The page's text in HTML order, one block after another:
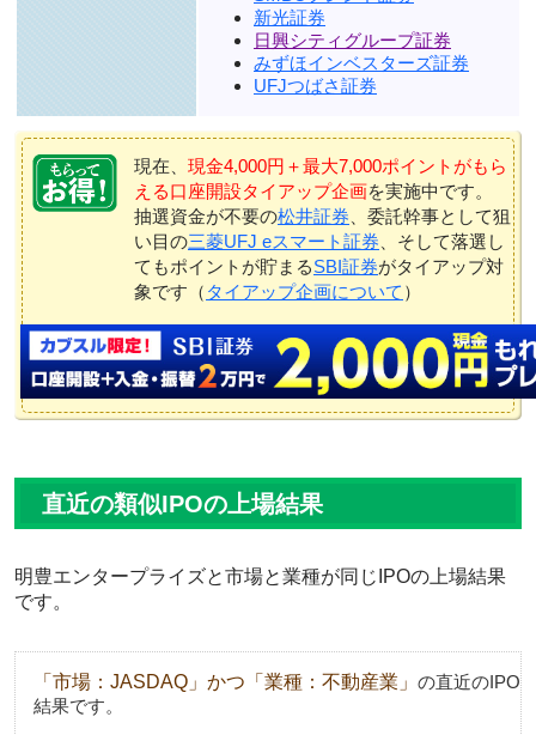
新光証券
日興シティグループ証券
みずほインベスターズ証券
UFJつばさ証券
現在、 現金4,000円＋最大7,000ポイントがもら
える口座開設タイアップ企画を実施中です。
抽選資金が不要の松井証券 、委託幹事として狙
い目の三菱UFJ eスマート証券 、そして落選し
てもポイントが貯まるSBI証券がタイアップ対
象です（ タイアップ企画について ）
直近の類似IPOの上場結果
明豊エンタープライズと市場と業種が同じIPOの上場結果
です。
「市場：JASDAQ」かつ「業種：不動産業」 の直近のIPO
結果です。